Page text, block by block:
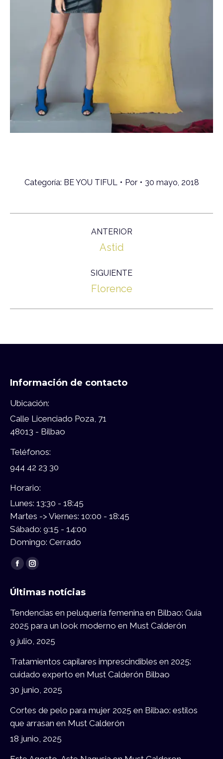
Categoría: BE YOU TIFUL Por 30 mayo, 2018
ANTERIOR
Proyecto
Astid
SIGUIENTE
Proyecto
Florence
Información de contacto
Ubicación:
Calle Licenciado Poza, 71
48013 - Bilbao
Teléfonos:
944 42 23 30
Horario:
Lunes: 13:30 - 18:45
Martes -> Viernes: 10:00 - 18:45
Sábado: 9:15 - 14:00
Domingo: Cerrado
Encuéntranos en:
Facebook
opens
window
Instagram
opens
window
Últimas notícias
Tendencias en peluquería femenina en Bilbao: Guía
2025 para un look moderno en Must Calderón
9 julio, 2025
Tratamientos capilares imprescindibles en 2025:
cuidado experto en Must Calderón Bilbao
30 junio, 2025
Cortes de pelo para mujer 2025 en Bilbao: estilos
que arrasan en Must Calderón
18 junio, 2025